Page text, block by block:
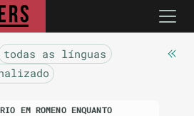
todas as línguas
EM ROMENO ENQUANTO